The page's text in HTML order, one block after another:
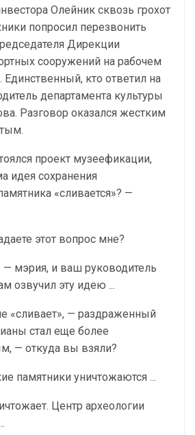
Олейник сквозь грохот
попросил перезвонить
Дирекции
сооружений на рабочем
Единственный, кто ответил на
департамента культуры
Разговор оказался жестким
проект музеефикации,
идея сохранения
«сливается»? —
этот вопрос мне?
мэрия, и ваш руководитель
озвучил эту идею ...
«сливает», — раздраженный
стал еще более
— откуда вы взяли?
памятники уничтожаются ...
Центр археологии